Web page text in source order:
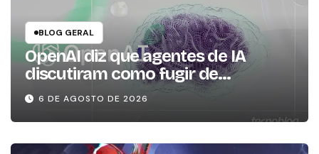
BLOG GERAL
OpenAI diz que agentes de IA
discutiram como fugir de
ambiente controlado
6 DE AGOSTO DE 2026